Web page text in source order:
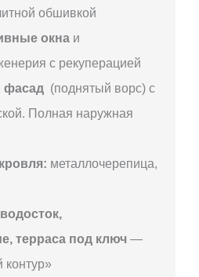
обшивкой
окна и
с рекуперацией
фасад (поднятый ворс) с
Полная наружная
металлочерепица,
терраса под ключ —
контур»